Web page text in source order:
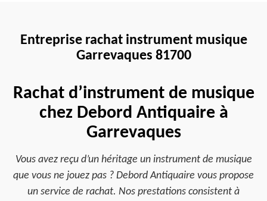
Entreprise rachat instrument musique
Garrevaques 81700
Rachat d’instrument de musique
chez Debord Antiquaire à
Garrevaques
Vous avez reçu d’un héritage un instrument de musique
que vous ne jouez pas ? Debord Antiquaire vous propose
un service de rachat. Nos prestations consistent à